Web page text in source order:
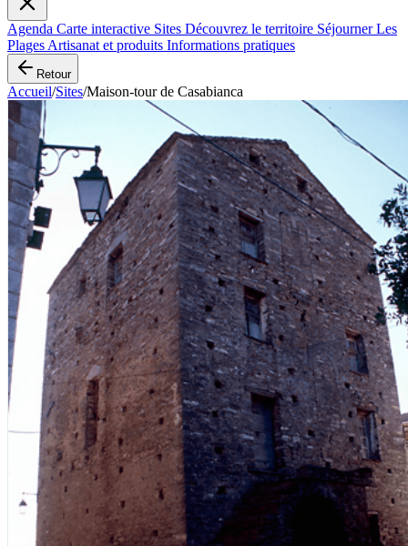
Agenda Carte interactive Sites Découvrez le territoire SéjournerLes
Plages Artisanat et produits Informations pratiques
Retour
Accueil/Sites/Maison-tour de Casabianca